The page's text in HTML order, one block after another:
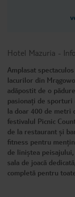
Hotel Mazuria -
Amplasat
lacurilor din
adăpostit de o
pasionați de sporturi
la doar 400 de metri
festivalul Picnic
de la restaurant și
fitness pentru
de liniștea
sala de joacă
completă pentru